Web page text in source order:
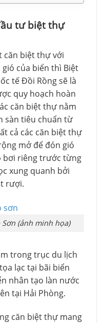
tư biệt thự
căn biệt thự với
của biển thì Biệt
tế Đồi Rồng sẽ là
quy hoạch hoàn
căn biệt thự nằm
sàn tiêu chuẩn từ
cả các căn biệt thự
mở để đón gió
bơi riêng trước từng
xung quanh bởi
rượi.
(ảnh minh họa)
trong trục du lịch
lạc tại bãi biển
nhân tạo làn nước
tại Hải Phòng.
căn biệt thự mang